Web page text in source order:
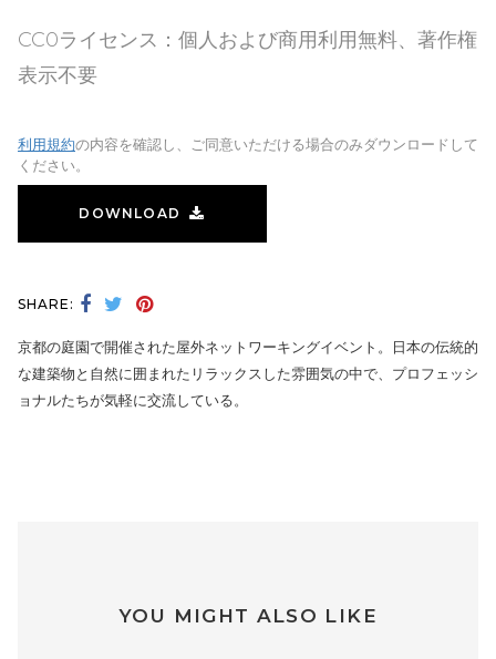
CC0ライセンス：個人および商用利用無料、著作権
表示不要
利用規約の内容を確認し、ご同意いただける場合のみダウンロードして
ください。
DOWNLOAD
SHARE:
京都の庭園で開催された屋外ネットワーキングイベント。日本の伝統的
な建築物と自然に囲まれたリラックスした雰囲気の中で、プロフェッシ
ョナルたちが気軽に交流している。
YOU MIGHT ALSO LIKE